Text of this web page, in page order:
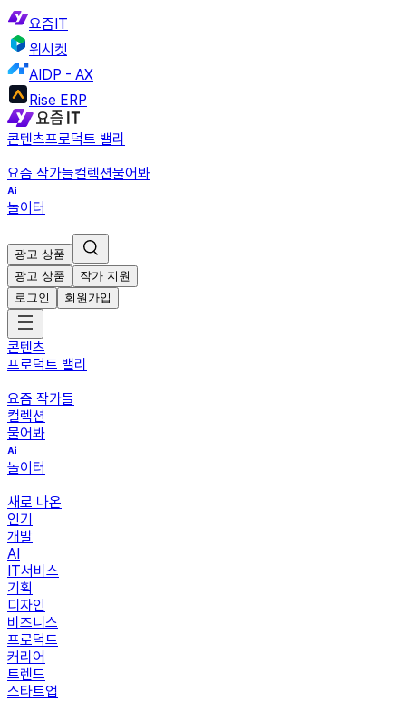
요즘IT
위시켓
AIDP - AX
Rise ERP
콘텐츠프로덕트 밸리
요즘 작가들컬렉션물어봐
놀이터
광고 상품
광고 상품
작가 지원
로그인
회원가입
콘텐츠
프로덕트 밸리
요즘 작가들
컬렉션
물어봐
놀이터
새로 나온
인기
개발
AI
IT서비스
기획
디자인
비즈니스
프로덕트
커리어
트렌드
스타트업